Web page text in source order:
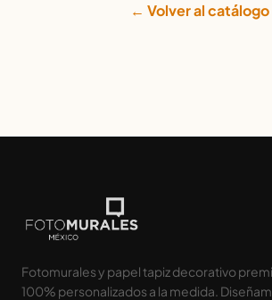
← Volver al catálogo
Fotomurales y papel tapiz decorativo
100% personalizados a la medida.